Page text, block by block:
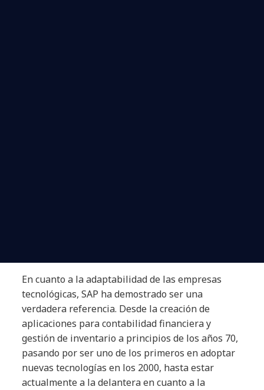
En cuanto a la adaptabilidad de las empresas
tecnológicas, SAP ha demostrado ser una
verdadera referencia. Desde la creación de
aplicaciones para contabilidad financiera y
gestión de inventario a principios de los años 70,
pasando por ser uno de los primeros en adoptar
nuevas tecnologías en los 2000, hasta estar
actualmente a la delantera en cuanto a la